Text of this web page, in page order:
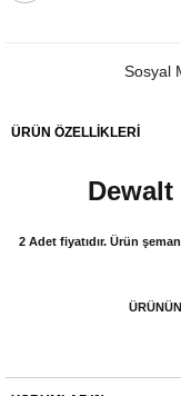
Sosyal
ÜRÜN ÖZELLIKLERI
Dewalt
2 Adet fiyatıdır. Ürün